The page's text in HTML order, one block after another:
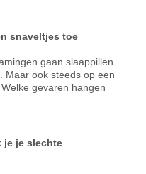
snaveltjes toe
gaan slaappillen
Maar ook steeds op een
gevaren hangen
je je slechte